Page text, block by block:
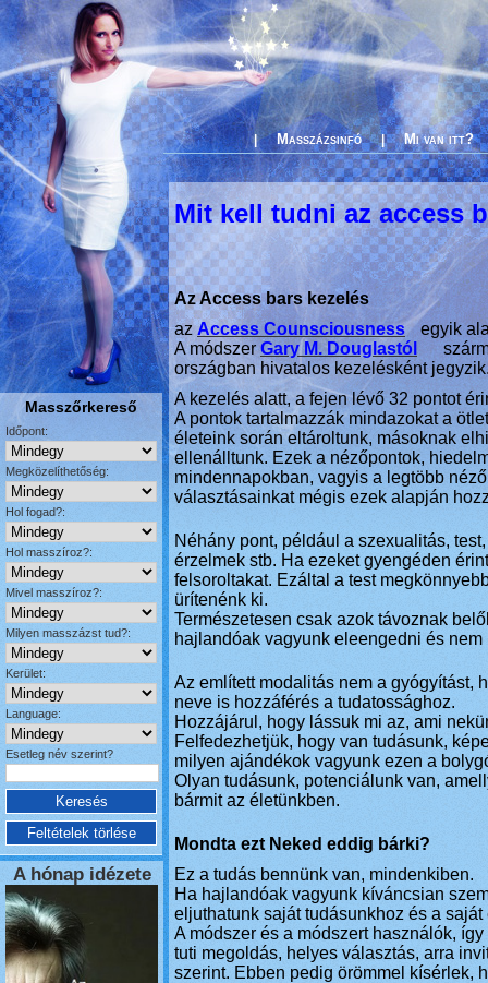
Masszőrkereső
Időpont:
Megközelíthetőség:
Hol fogad?:
Hol masszíroz?:
Mivel masszíroz?:
Milyen masszázst tud?:
Kerület:
Language:
Esetleg név szerint?
A hónap idézete
| Masszázsinfó | Mi van itt?
Mit kell tudni az access
Az Access bars kezelés
azAccess Counsciousness
egyik
A módszerGary M. Douglastól
országban hivatalos kezelésként
A kezelés alatt, a fejen lévő 32 pontot
A pontok tartalmazzák mindazokat a
életeink során eltároltunk, másoknak
ellenálltunk. Ezek a nézőpontok,
mindennapokban, vagyis a legtöbb
választásainkat mégis ezek alapján
Néhány pont, például a szexualitás,
érzelmek stb. Ha ezeket gyengéden
felsoroltakat. Ezáltal a test
ürítenénk ki.
Természetesen csak azok távoznak
hajlandóak vagyunk eleengedni és
Az említett modalitás nem a gyógyítást,
neve is hozzáférés a tudatossághoz.
Hozzájárul, hogy lássuk mi az, ami
Felfedezhetjük, hogy van tudásunk,
milyen ajándékok vagyunk ezen a
Olyan tudásunk, potenciálunk van,
bármit az életünkben.
Mondta ezt Neked eddig bárki?
Ez a tudás bennünk van, mindenkiben.
Ha hajlandóak vagyunk kíváncsian
eljuthatunk saját tudásunkhoz és a
A módszer és a módszert használók,
tuti megoldás, helyes választás, arra
szerint. Ebben pedig örömmel kísérlek,